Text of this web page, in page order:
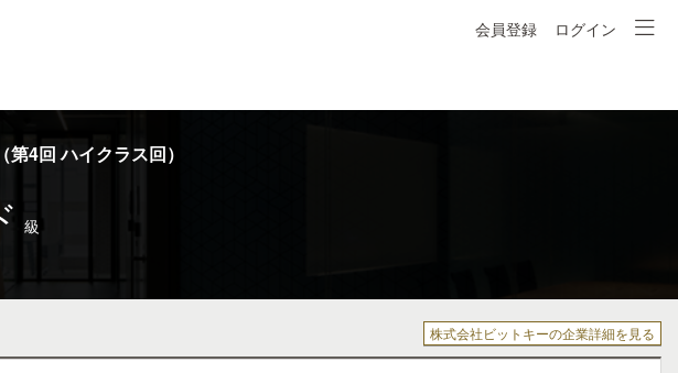
会員登録 ログイン
4回 ハイクラス回）
級
株式会社ビットキーの企業詳細を見る